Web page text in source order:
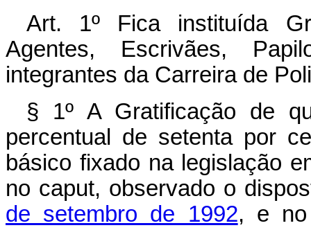
Art. 1º Fica instituída
Agentes, Escrivães,
integrantes da Carreira de
§ 1º A Gratificação de
percentual de setenta por
básico fixado na legislação
no caput, observado o
de setembro de 1992, e